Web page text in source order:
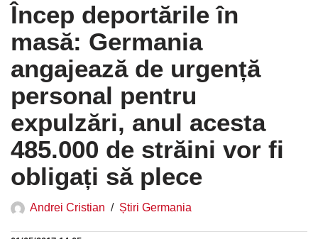
Încep deportările în
masă: Germania
angajează de urgență
personal pentru
expulzări, anul acesta
485.000 de străini vor fi
obligați să plece
Andrei Cristian Știri Germania